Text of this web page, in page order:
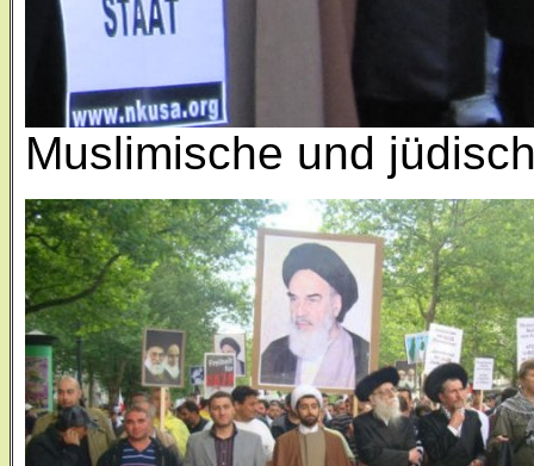
Muslimische und